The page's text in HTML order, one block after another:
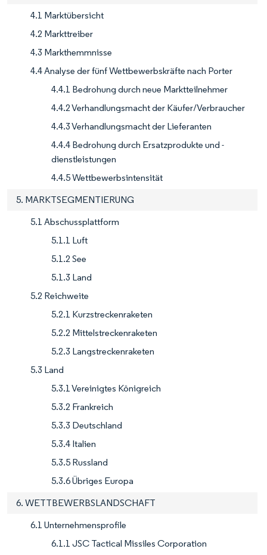
4.1 Marktübersicht
4.2 Markttreiber
4.3 Markthemmnisse
4.4 Analyse der fünf Wettbewerbskräfte nach Porter
4.4.1 Bedrohung durch neue Marktteilnehmer
4.4.2 Verhandlungsmacht der Käufer/Verbraucher
4.4.3 Verhandlungsmacht der Lieferanten
4.4.4 Bedrohung durch Ersatzprodukte und -
dienstleistungen
4.4.5 Wettbewerbsintensität
5. MARKTSEGMENTIERUNG
5.1 Abschussplattform
5.1.1 Luft
5.1.2 See
5.1.3 Land
5.2 Reichweite
5.2.1 Kurzstreckenraketen
5.2.2 Mittelstreckenraketen
5.2.3 Langstreckenraketen
5.3 Land
5.3.1 Vereinigtes Königreich
5.3.2 Frankreich
5.3.3 Deutschland
5.3.4 Italien
5.3.5 Russland
5.3.6 Übriges Europa
6. WETTBEWERBSLANDSCHAFT
6.1 Unternehmensprofile
6.1.1 JSC Tactical Missiles Corporation